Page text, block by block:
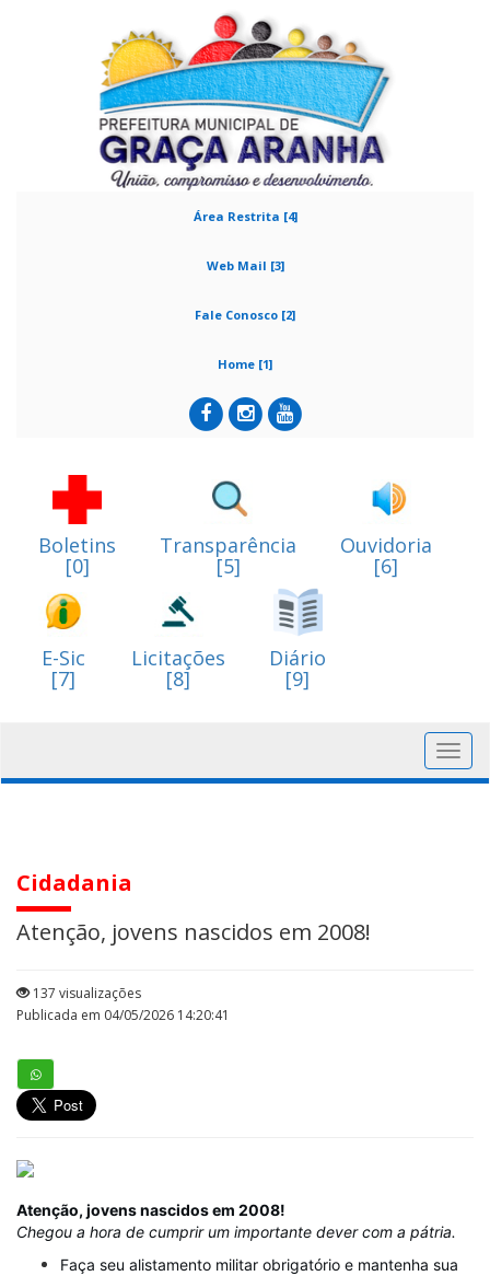
Área Restrita [4]
Web Mail [3]
Fale Conosco [2]
Home [1]
Boletins
[0]
Transparência
[5]
Ouvidoria
[6]
E-Sic
[7]
Licitações
[8]
Diário
[9]
Cidadania
Atenção, jovens nascidos em 2008!
137 visualizações
Publicada em 04/05/2026 14:20:41
Atenção, jovens nascidos em 2008!
Chegou a hora de cumprir um importante dever com a pátria.
Faça seu alistamento militar obrigatório e mantenha sua